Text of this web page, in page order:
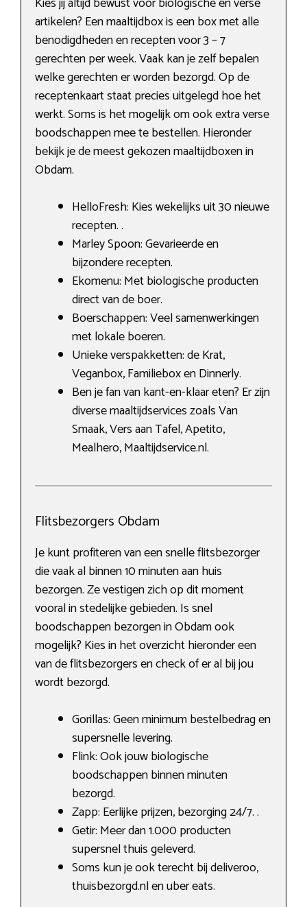
artikelen? Een maaltijdbox is een box met alle
benodigdheden en recepten voor 3 – 7
gerechten per week. Vaak kan je zelf bepalen
welke gerechten er worden bezorgd. Op de
receptenkaart staat precies uitgelegd hoe het
werkt. Soms is het mogelijk om ook extra verse
boodschappen mee te bestellen. Hieronder
bekijk je de meest gekozen maaltijdboxen in
Obdam.
HelloFresh: Kies wekelijks uit 30 nieuwe
recepten. .
Marley Spoon: Gevarieerde en
bijzondere recepten.
Ekomenu: Met biologische producten
direct van de boer.
Boerschappen: Veel samenwerkingen
met lokale boeren.
Unieke verspakketten: de Krat,
Veganbox, Familiebox en Dinnerly.
Ben je fan van kant-en-klaar eten? Er zijn
diverse maaltijdservices zoals Van
Smaak, Vers aan Tafel, Apetito,
Mealhero, Maaltijdservice.nl.
Flitsbezorgers Obdam
Je kunt profiteren van een snelle flitsbezorger
die vaak al binnen 10 minuten aan huis
bezorgen. Ze vestigen zich op dit moment
vooral in stedelijke gebieden. Is snel
boodschappen bezorgen in Obdam ook
mogelijk? Kies in het overzicht hieronder een
van de flitsbezorgers en check of er al bij jou
wordt bezorgd.
Gorillas: Geen minimum bestelbedrag en
supersnelle levering.
Flink: Ook jouw biologische
boodschappen binnen minuten
bezorgd.
Zapp: Eerlijke prijzen, bezorging 24/7. .
Getir: Meer dan 1.000 producten
supersnel thuis geleverd.
Soms kun je ook terecht bij deliveroo,
thuisbezorgd.nl en uber eats.